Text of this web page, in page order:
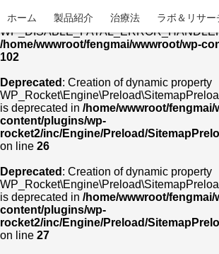
Warning
: Constant
/home/wwwroot/fengmai/wwwroot/wp-
102
Deprecated : Creation of dynamic property
is deprecated in /home/wwwroot/fengmai/
content/plugins/wp-
rocket2/inc/Engine/Preload/
on line 26
Deprecated : Creation of dynamic property
is deprecated in /home/wwwroot/fengmai/
content/plugins/wp-
rocket2/inc/Engine/Preload/
on line 27
ホーム 製品紹介 治療法 ラボ＆リサー